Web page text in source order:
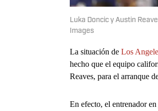
Luka Doncic y Austin
Images
La situación de Los
hecho que el equipo
Reaves, para el arranque
En efecto, el entrenador